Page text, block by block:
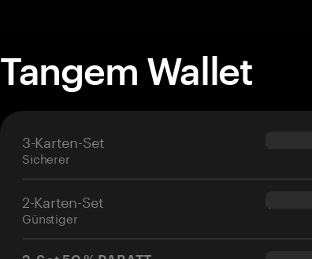
Tangem Wallet
3-Karten-Set
Sicherer
$69.90
2-Karten-Set
Günstiger
$54.90